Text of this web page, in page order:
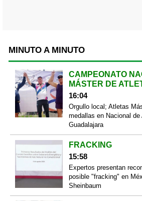
MINUTO A MINUTO
CAMPEONATO
MÁSTER DE
16:04
Orgullo local; Atletas
medallas en Nacional
Guadalajara
FRACKING
15:58
Expertos presentan
posible "fracking" en
Sheinbaum